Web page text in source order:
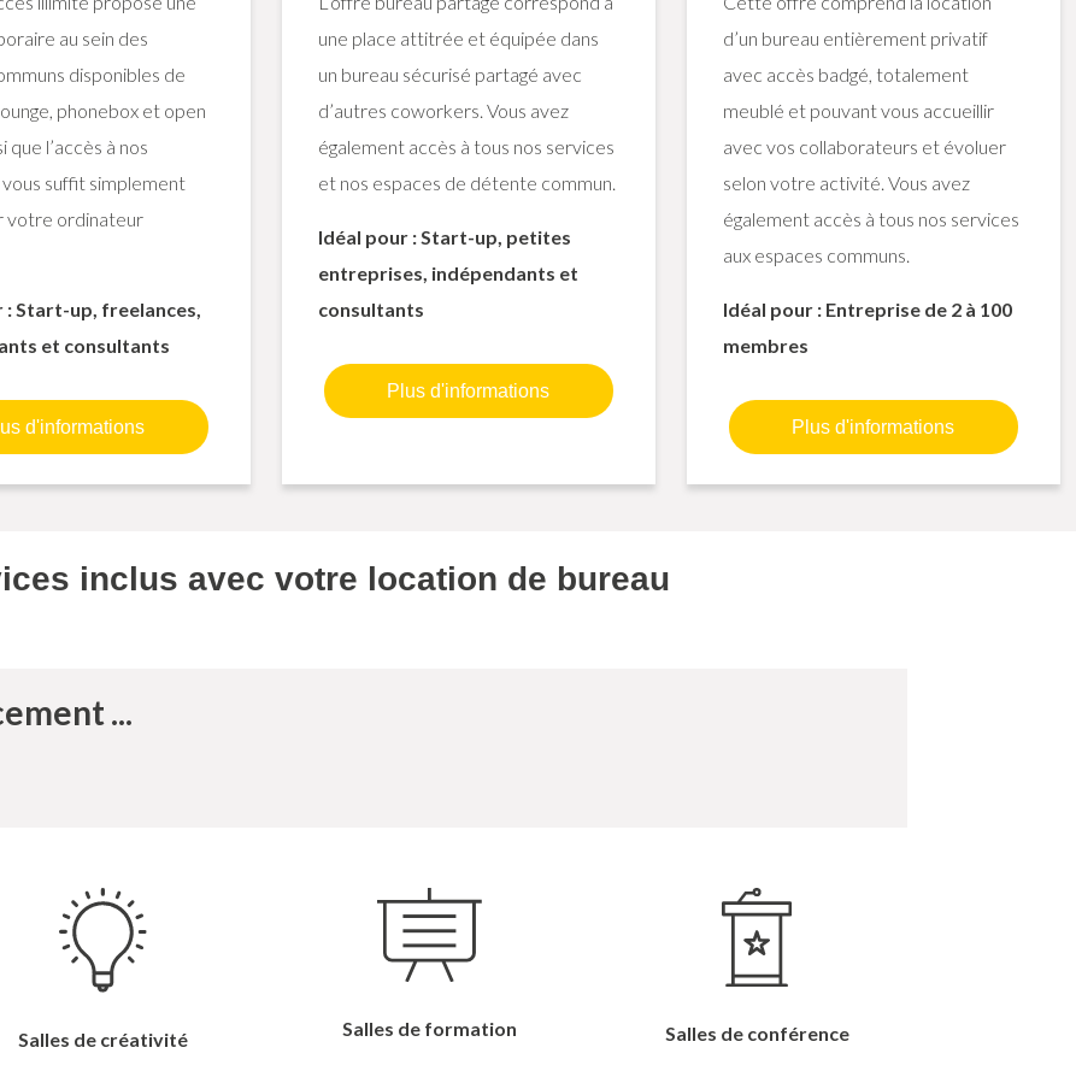
au sein des
disponibles de
phonebox et open
que l’accès à nos
suffit simplement
votre ordinateur
: Start-up, freelances,
et consultants
d'informations
une place attitrée et équipée dans
un bureau sécurisé partagé avec
d’autres coworkers. Vous avez
également accès à tous nos services
et nos espaces de détente commun.
Idéal pour : Start-up, petites
entreprises, indépendants et
consultants
Plus d'informations
d’un bureau entièrement privatif
avec accès badgé, totalement
meublé et pouvant vous accueillir
avec vos collaborateurs et évoluer
selon votre activité. Vous avez
également accès à tous nos services
aux espaces communs.
Idéal pour : Entreprise de 2 à 100
membres
Plus d'informations
inclus avec votre location de bureau
...
Salles de créativité
Salles de formation Salles de conférence